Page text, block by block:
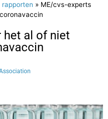
rapporten » ME/cvs-experts
het al of niet